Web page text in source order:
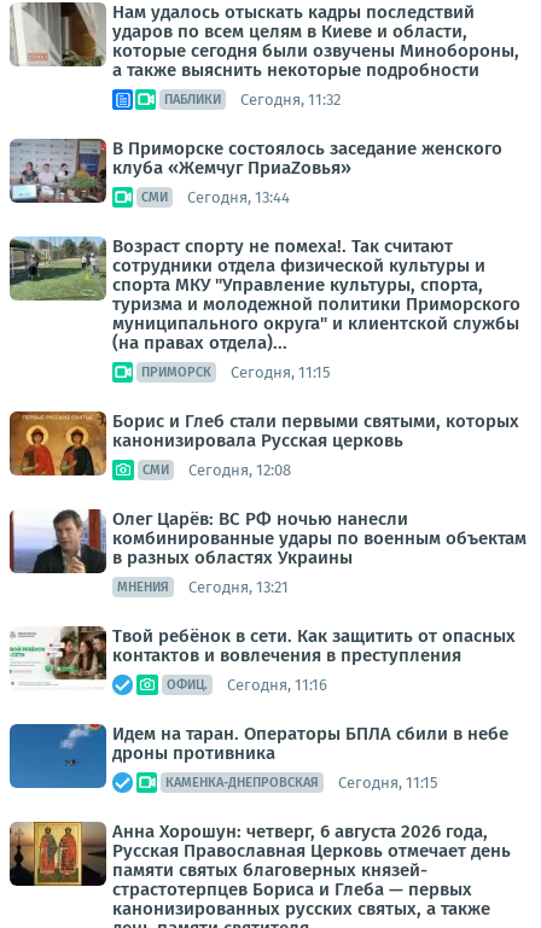
Нам удалось отыскать кадры последствий
ударов по всем целям в Киеве и области,
которые сегодня были озвучены Минобороны,
а также выяснить некоторые подробности
ПАБЛИКИ Сегодня, 11:32
В Приморске состоялось заседание женского
клуба «Жемчуг ПриаZовья»
СМИ Сегодня, 13:44
Возраст спорту не помеха!. Так считают
сотрудники отдела физической культуры и
спорта МКУ "Управление культуры, спорта,
туризма и молодежной политики Приморского
муниципального округа" и клиентской службы
(на правах отдела)...
ПРИМОРСК Сегодня, 11:15
Борис и Глеб стали первыми святыми, которых
канонизировала Русская церковь
СМИ Сегодня, 12:08
Олег Царёв: ВС РФ ночью нанесли
комбинированные удары по военным объектам
в разных областях Украины
МНЕНИЯ Сегодня, 13:21
Твой ребёнок в сети. Как защитить от опасных
контактов и вовлечения в преступления
ОФИЦ. Сегодня, 11:16
Идем на таран. Операторы БПЛА сбили в небе
дроны противника
КАМЕНКА-ДНЕПРОВСКАЯ Сегодня, 11:15
Анна Хорошун: четверг, 6 августа 2026 года,
Русская Православная Церковь отмечает день
памяти святых благоверных князей-
страстотерпцев Бориса и Глеба — первых
канонизированных русских святых, а также